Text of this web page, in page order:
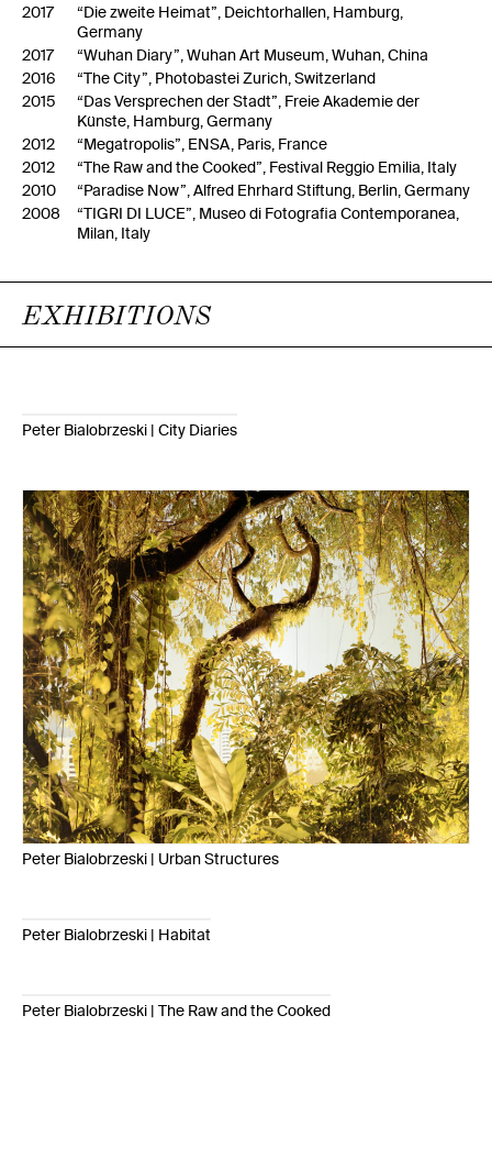
2017
“Die zweite Heimat”, Deichtorhallen, Hamburg,
Germany
2017
“Wuhan Diary”, Wuhan Art Museum, Wuhan, China
2016
“The City”, Photobastei Zurich, Switzerland
2015
“Das Versprechen der Stadt”, Freie Akademie der
Künste, Hamburg, Germany
2012
“Megatropolis”, ENSA, Paris, France
2012
“The Raw and the Cooked”, Festival Reggio Emilia, Italy
2010
“Paradise Now”, Alfred Ehrhard Stiftung, Berlin, Germany
2008
“TIGRI DI LUCE”, Museo di Fotografia Contemporanea,
Milan, Italy
EXHIBITIONS
Peter Bialobrzeski | City Diaries
Peter Bialobrzeski | Urban Structures
Peter Bialobrzeski | Habitat
Peter Bialobrzeski | The Raw and the Cooked